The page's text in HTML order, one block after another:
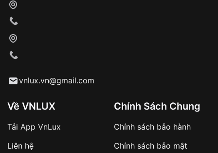
Từ khóa SEO:
sản phẩm đặc biệt
vnlux.vn@gmail.com
Về VNLUX
Tải App VnLux
Liên hệ
Chính Sách Chung
Chính sách bảo hành
Chính sách bảo mật